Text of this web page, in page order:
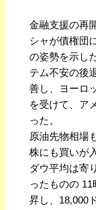
金融支援の再
シャが債権団
の姿勢を示し
テム不安の後
善し、ヨーロ
を受けて、ア
った。
原油先物相場
株にも買いが
ダウ平均は寄
ったものの
昇し、18,000